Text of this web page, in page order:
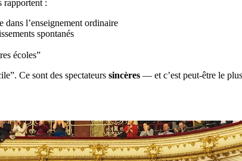
rapportent :
l’enseignement ordinaire
spontanés
écoles”
Ce sont des spectateurs sincères — et c’est peut-être le